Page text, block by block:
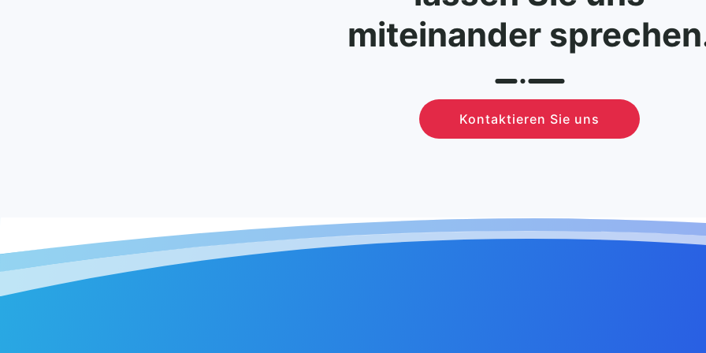
miteinander
Kontaktieren Sie uns